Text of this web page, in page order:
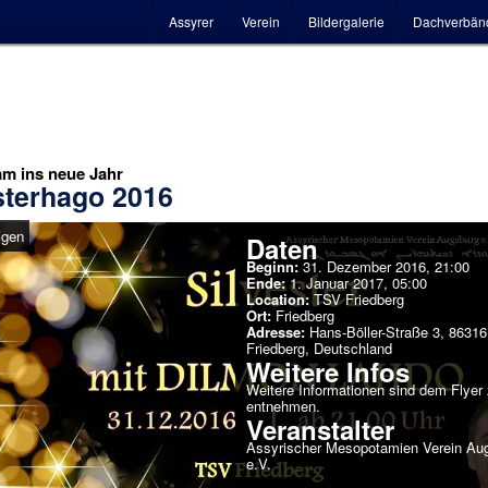
Hauptmenü
Assyrer Verein Bildergalerie
ins neue Jahr
2016
Daten
Beginn: 31. Dezember 2016, 21:00
Ende: 1. Januar 2017, 05:00
Location: TSV Friedberg
Ort: Friedberg
Adresse: Hans-Böller-Straße 3, 86316
Friedberg, Deutschland
Weitere Infos
Weitere Informationen sind dem Flyer
entnehmen.
Veranstalter
Assyrischer Mesopotamien Verein
e.V.